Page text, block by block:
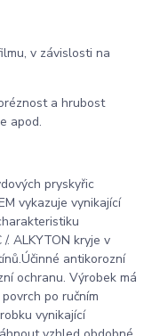
v závislosti na
a hrubost
apod.
pryskyřic
vykazuje vynikající
. ALKYTON kryje v
antikorozní
ochranu. Výrobek má
po ručním
vynikající